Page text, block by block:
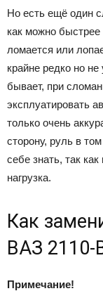
Но есть ещё один
как можно
ломается или
крайне редко но
бывает, при
эксплуатировать
только очень
сторону, руль в
себе знать, так
нагрузка.
Как
ВАЗ 2110-
Примечание!